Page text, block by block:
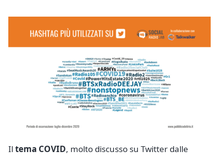
Il tema COVID, molto discusso su Twitter dalle